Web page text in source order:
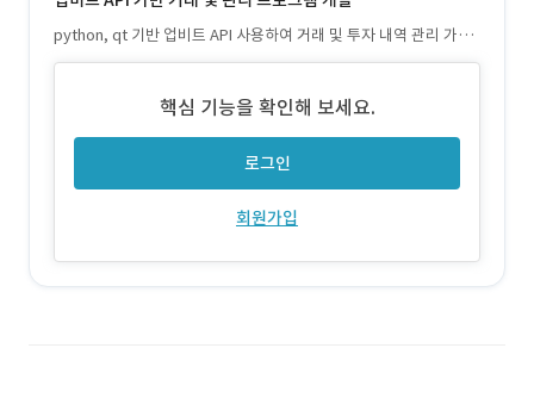
python, qt 기반 업비트 API 사용하여 거래 및 투자 내역 관리 가능
한 프로그램 개발
핵심 기능을 확인해 보세요.
로그인
회원가입